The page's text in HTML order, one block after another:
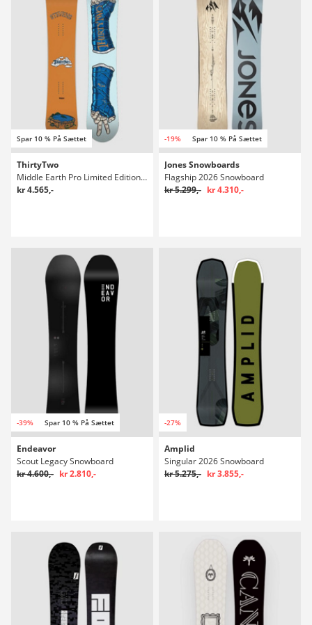
Spar 10 % På Sættet
ThirtyTwo
Middle Earth Pro Limited Edition 2027 Snowboard
kr 4.565,-
-19% Spar 10 % På Sættet
Jones Snowboards
Flagship 2026 Snowboard
kr 5.299,- kr 4.310,-
-39% Spar 10 % På Sættet
Endeavor
Scout Legacy Snowboard
kr 4.600,- kr 2.810,-
-27%
Amplid
Singular 2026 Snowboard
kr 5.275,- kr 3.855,-